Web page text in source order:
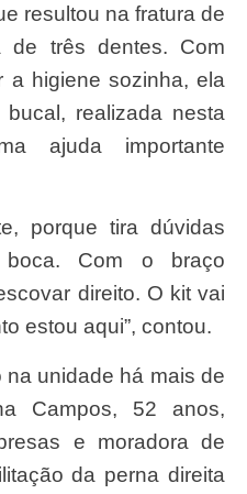
resultou na fratura de
três dentes. Com
a higiene sozinha, ela
realizada nesta
ajuda importante
Com o braço
direito. O kit vai
estou aqui”, contou.
Campos, 52 anos,
e moradora de
da perna direita